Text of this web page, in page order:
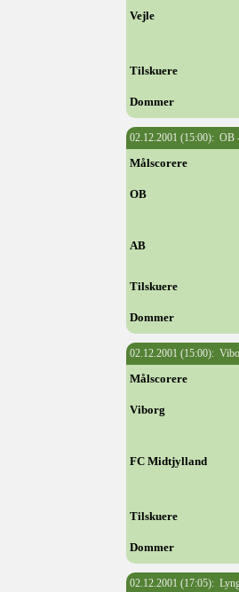
Vejle
Tilskuere
Dommer
02.12.2001 (15:00):
Målscorere
OB
AB
Tilskuere
Dommer
02.12.2001 (15:00):
Målscorere
Viborg
FC Midtjylland
Tilskuere
Dommer
02.12.2001 (17:05):